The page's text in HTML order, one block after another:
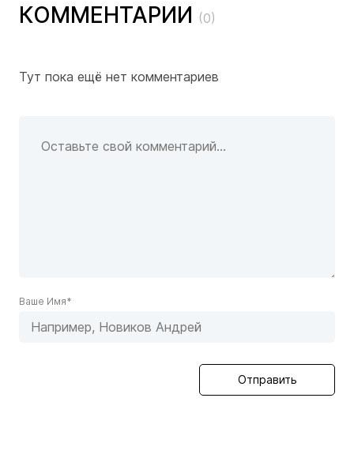
КОММЕНТАРИИ (0)
Тут пока ещё нет комментариев
Ваше Имя*
Отправить